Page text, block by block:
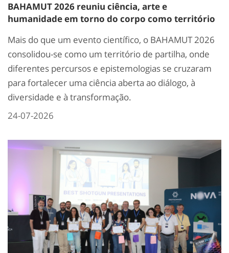
BAHAMUT 2026 reuniu ciência, arte e
humanidade em torno do corpo como território
Mais do que um evento científico, o BAHAMUT 2026
consolidou-se como um território de partilha, onde
diferentes percursos e epistemologias se cruzaram
para fortalecer uma ciência aberta ao diálogo, à
diversidade e à transformação.
24-07-2026